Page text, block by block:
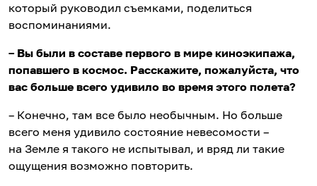
который руководил съемками, поделиться
воспоминаниями.
– Вы были в составе первого в мире киноэкипажа,
попавшего в космос. Расскажите, пожалуйста, что
вас больше всего удивило во время этого полета?
– Конечно, там все было необычным. Но больше
всего меня удивило состояние невесомости –
на Земле я такого не испытывал, и вряд ли такие
ощущения возможно повторить.